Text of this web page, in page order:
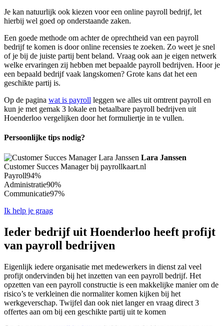
Je kan natuurlijk ook kiezen voor een online payroll bedrijf, let
hierbij wel goed op onderstaande zaken.
Een goede methode om achter de oprechtheid van een payroll
bedrijf te komen is door online recensies te zoeken. Zo weet je snel
of je bij de juiste partij bent beland. Vraag ook aan je eigen netwerk
welke ervaringen zij hebben met bepaalde payroll bedrijven. Hoor je
een bepaald bedrijf vaak langskomen? Grote kans dat het een
geschikte partij is.
Op de pagina wat is payroll leggen we alles uit omtrent payroll en
kun je met gemak 3 lokale en betaalbare payroll bedrijven uit
Hoenderloo vergelijken door het formuliertje in te vullen.
Persoonlijke tips nodig?
Lara Janssen
Customer Succes Manager bij payrollkaart.nl
Payroll94%
Administratie90%
Communicatie97%
Ik help je graag
Ieder bedrijf uit Hoenderloo heeft profijt
van payroll bedrijven
Eigenlijk iedere organisatie met medewerkers in dienst zal veel
profijt ondervinden bij het inzetten van een payroll bedrijf. Het
opzetten van een payroll constructie is een makkelijke manier om de
risico’s te verkleinen die normaliter komen kijken bij het
werkgeverschap. Twijfel dan ook niet langer en vraag direct 3
offertes aan om bij een geschikte partij uit te komen